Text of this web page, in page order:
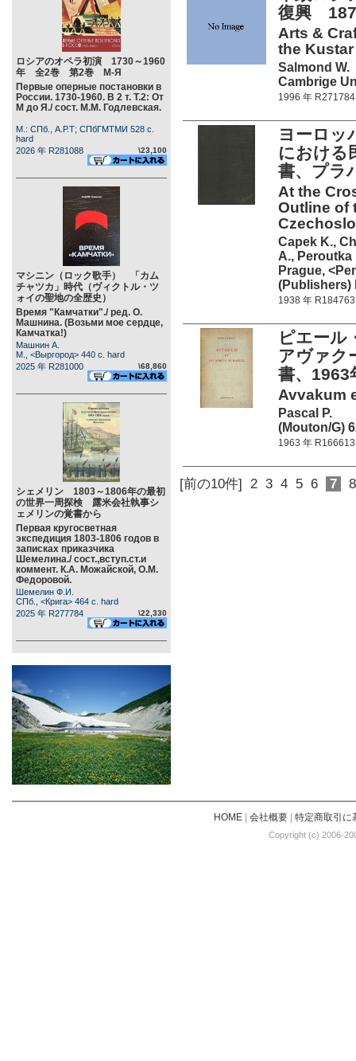
ロシアのオペラ初演 1730～1960
年 全2巻 第2巻 М-Я
Первые оперные постановки в
России. 1730-1960. В 2 т. Т.2: От
М до Я./ сост. М.М. Годлевская.
М.: СПб., А.Р.Т; СПбГМТМИ 528 c.
hard
2026 年 R281088
\23,100
マシニン（ロック歌手） 「カム
チャツカ」時代（ヴィクトル・ツ
ォイの聖地の全歴史）
Время "Камчатки"./ ред. О.
Машнина. (Возьми мое сердце,
Камчатка!)
Машнин А.
М., <Выргород> 440 c. hard
2025 年 R281000
\68,860
シェメリン 1803～1806年の最初
の世界一周探検 露米会社執事シ
ェメリンの覚書から
Первая кругосветная
экспедиция 1803-1806 годов в
записках приказчика
Шемелина./ сост.,вступ.ст.и
коммент. К.А. Можайской, О.М.
Федоровой.
Шемелин Ф.И.
СПб., <Крига> 464 c. hard
2025 年 R277784
\22,330
復興
Arts &
the
Salmond W.
Cambrige
1996 年 R271784
ヨーロ
における
書、プラ
At the
Outline of
Capek K.,
A., Peroutka
Prague,
(Publishers)
1938 年 R184763
ピエー
アヴァク
書、1963
Avvakum
Pascal P.
(Mouton/G)
1963 年 R166613
[前の10件] 2 3 4 5 6 7 8
HOME| 会社概要| 特定商取引に
Copyright (c) 2006-